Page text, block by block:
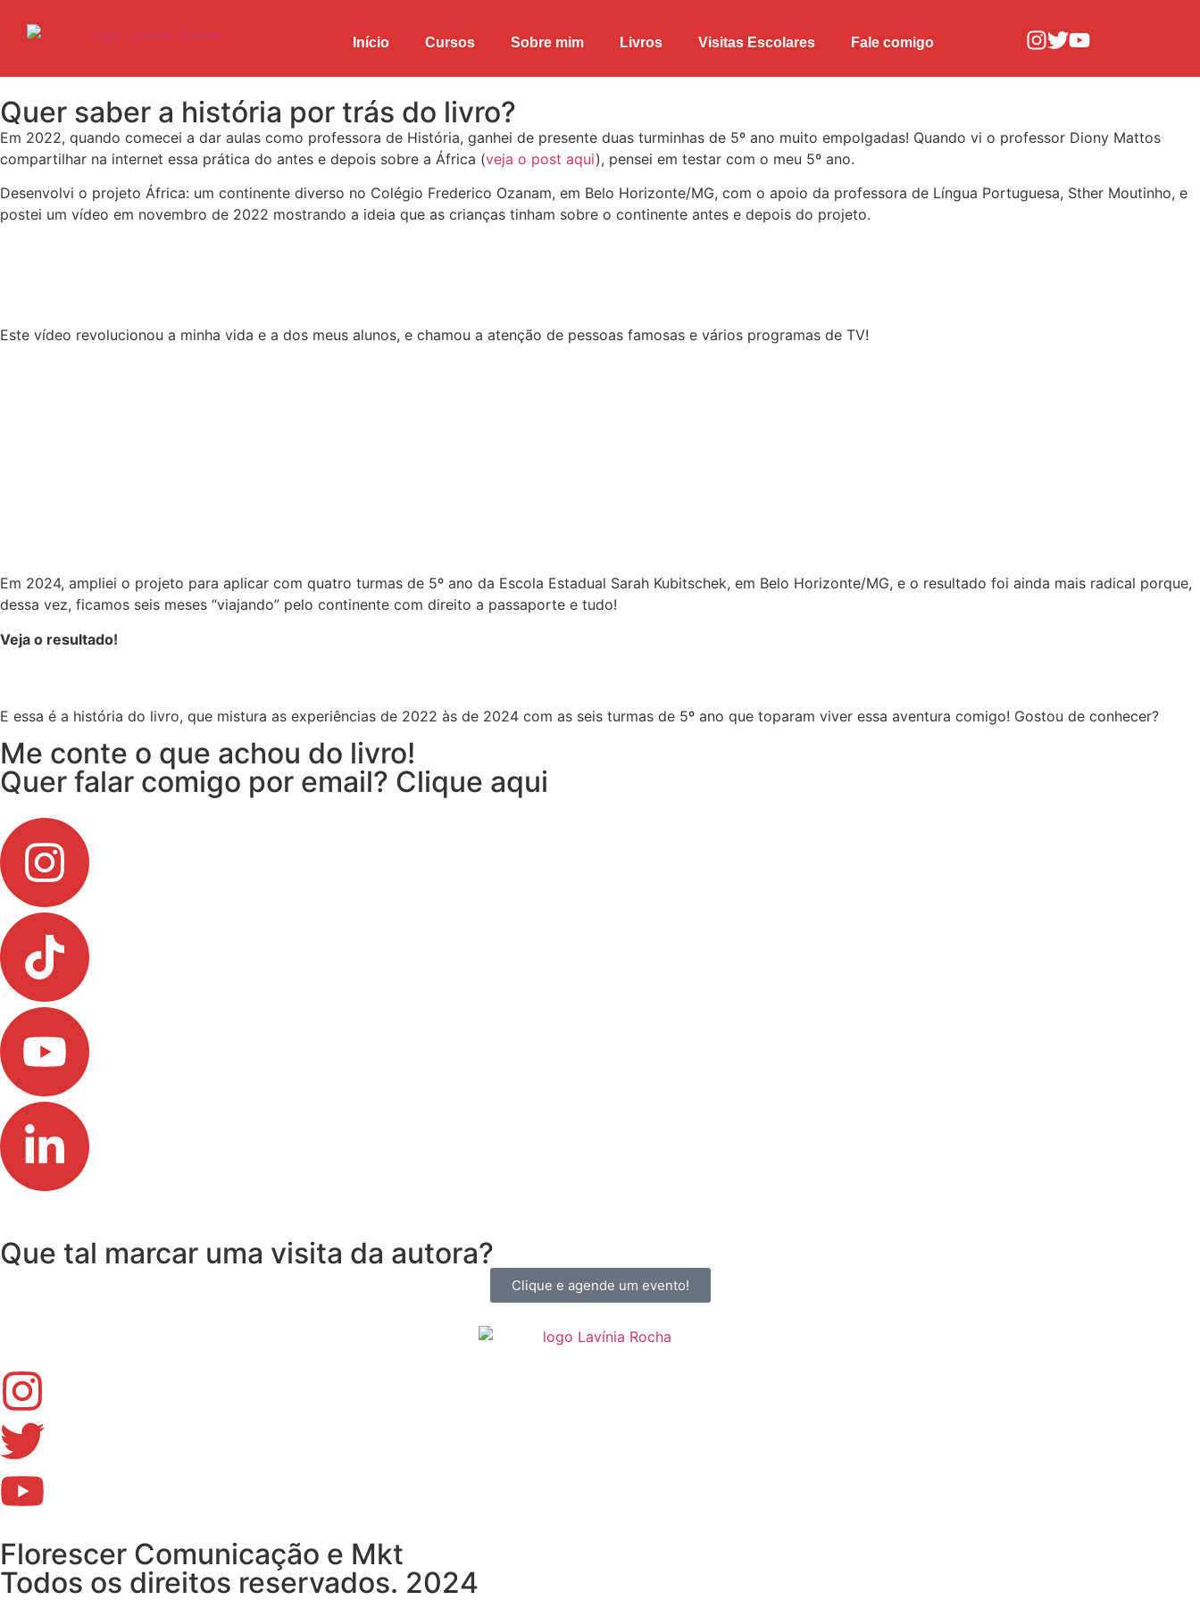
Início Cursos Sobre mim Livros Visitas Escolares Fale comigo
Quer saber a história por trás do livro?
Em 2022, quando comecei a dar aulas como professora de História, ganhei de presente duas turminhas de 5º ano muito empolgadas! Quando vi o professor Diony Mattos
compartilhar na internet essa prática do antes e depois sobre a África (veja o post aqui), pensei em testar com o meu 5º ano.
Desenvolvi o projeto África: um continente diverso no Colégio Frederico Ozanam, em Belo Horizonte/MG, com o apoio da professora de Língua Portuguesa, Sther Moutinho, e
postei um vídeo em novembro de 2022 mostrando a ideia que as crianças tinham sobre o continente antes e depois do projeto.
Este vídeo revolucionou a minha vida e a dos meus alunos, e chamou a atenção de pessoas famosas e vários programas de TV!
Em 2024, ampliei o projeto para aplicar com quatro turmas de 5º ano da Escola Estadual Sarah Kubitschek, em Belo Horizonte/MG, e o resultado foi ainda mais radical porque,
dessa vez, ficamos seis meses “viajando” pelo continente com direito a passaporte e tudo!
Veja o resultado!
E essa é a história do livro, que mistura as experiências de 2022 às de 2024 com as seis turmas de 5º ano que toparam viver essa aventura comigo! Gostou de conhecer?
Me conte o que achou do livro!
Quer falar comigo por email? Clique aqui
Que tal marcar uma visita da autora?
Clique e agende um evento!
Florescer Comunicação e Mkt
Todos os direitos reservados. 2024